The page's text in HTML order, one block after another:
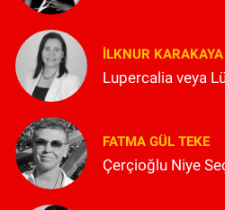
İLKNUR KARAKAYA
Lupercalia veya
FATMA GÜL TEKE
Çerçioğlu Niye